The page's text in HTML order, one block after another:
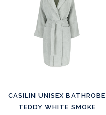
CASILIN UNISEX BATHROBE
TEDDY WHITE SMOKE